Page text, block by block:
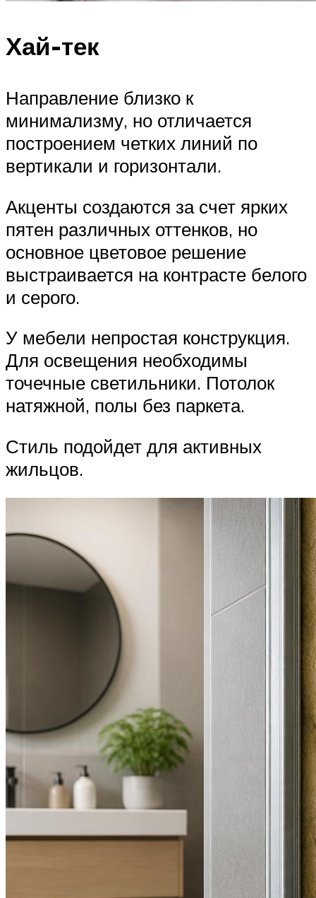
Хай-тек
Направление близко к
минимализму, но отличается
построением четких линий по
вертикали и горизонтали.
Акценты создаются за счет ярких
пятен различных оттенков, но
основное цветовое решение
выстраивается на контрасте белого
и серого.
У мебели непростая конструкция.
Для освещения необходимы
точечные светильники. Потолок
натяжной, полы без паркета.
Стиль подойдет для активных
жильцов.